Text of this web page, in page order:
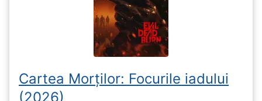
Cartea Morților: Focurile iadului
(2026)